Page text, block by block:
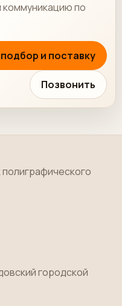
по
и поставку
Позвонить
полиграфического
городской